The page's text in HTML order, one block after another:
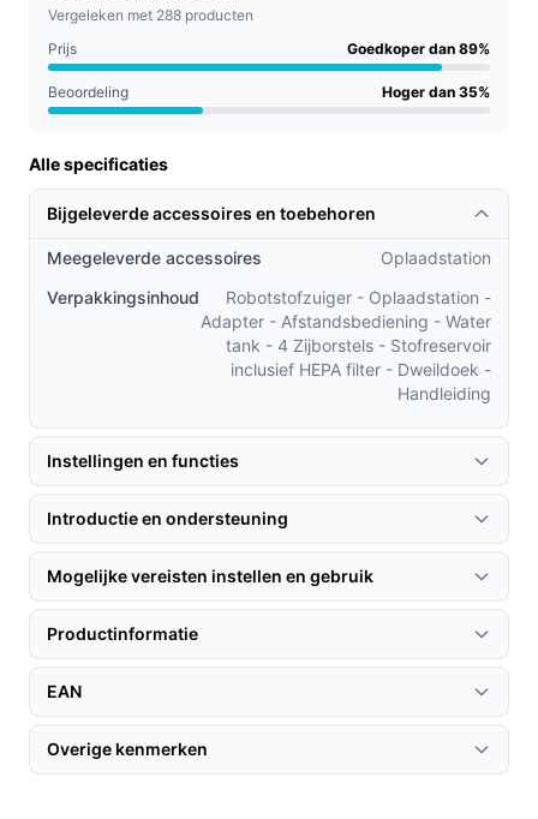
Vergeleken met 288 producten
Prijs
Goedkoper dan 89%
Beoordeling Hoger dan 35%
Alle specificaties
Bijgeleverde accessoires en toebehoren
Meegeleverde accessoires
Oplaadstation
Verpakkingsinhoud
Robotstofzuiger - Oplaadstation -
Adapter - Afstandsbediening - Water
tank - 4 Zijborstels - Stofreservoir
inclusief HEPA filter - Dweildoek -
Handleiding
Instellingen en functies
Introductie en ondersteuning
Mogelijke vereisten instellen en gebruik
Productinformatie
EAN
Overige kenmerken